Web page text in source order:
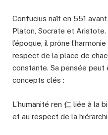
Confucius naît en 551
Platon, Socrate et Aristote.
l’époque, il prône
respect de la place de
constante. Sa pensée peut
concepts clés :
L’humanité ren 仁 liée à la
et au respect de la